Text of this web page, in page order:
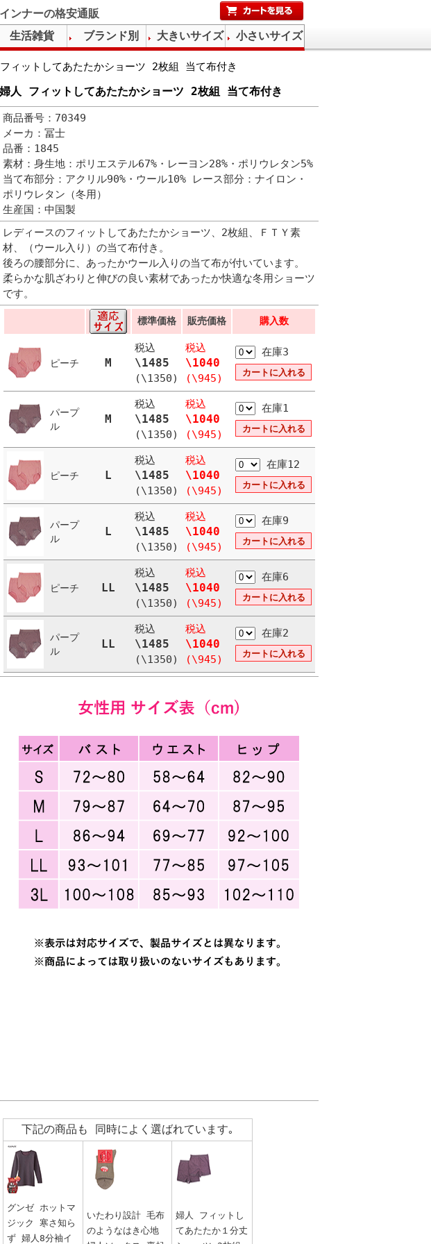
ンナーの格安通販
ィットしてあたたかショーツ 2枚組 当て布付き
婦人 フィットしてあたたかショーツ 2枚組 当て布付き
商品番号：70349
メーカ：冨士
品番：1845
素材：身生地：ポリエステル67%・レーヨン28%・ポリウレタン5%
当て布部分：アクリル90%・ウール10% レース部分：ナイロン・
ポリウレタン（冬用）
生産国：中国製
レディースのフィットしてあたたかショーツ、2枚組、ＦＴＹ素
材、（ウール入り）の当て布付き。
後ろの腰部分に、あったかウール入りの当て布が付いています。
柔らかな肌ざわりと伸びの良い素材であったか快適な冬用ショーツ
です。
標準価格 販売価格 購入数
ピーチ M
税込
\1485
(\1350)
税込
\1040
(\945)
在庫3
パープ
ル
M
税込
\1485
(\1350)
税込
\1040
(\945)
在庫1
ピーチ L
税込
\1485
(\1350)
税込
\1040
(\945)
在庫12
パープ
ル
L
税込
\1485
(\1350)
税込
\1040
(\945)
在庫9
ピーチ LL
税込
\1485
(\1350)
税込
\1040
(\945)
在庫6
パープ
ル
LL
税込
\1485
(\1350)
税込
\1040
(\945)
在庫2
下記の商品も 同時によく選ばれています｡
グンゼ ホットマ
ジック 寒さ知ら
ず 婦人8分袖イ
いたわり設計 毛布
のようなはき心地
婦人 フィットし
てあたたか１分丈
生活雑貨 ブランド別 大きいサイズ 小さいサイズ